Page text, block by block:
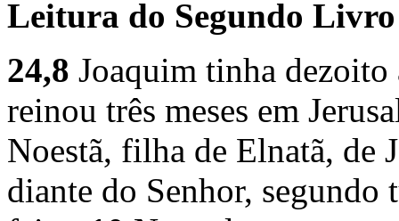
Leitura do Segundo Livro
24,8 Joaquim tinha dezoito
reinou três meses em
Noestã, filha de Elnatã, de
diante do Senhor, segundo